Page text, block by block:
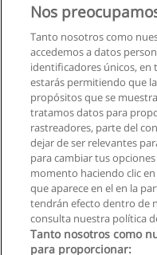
Impartido en:
Nos
Tanto nosotros como
accedemos a datos
identificadores únicos, en
estarás permitiendo que
propósitos que se
tratamos datos para
rastreadores, parte del
dejar de ser relevantes
para cambiar tus
momento haciendo clic
que aparece en el en la
tendrán efecto dentro de
consulta nuestra política
Tanto nosotros como
para proporcionar: